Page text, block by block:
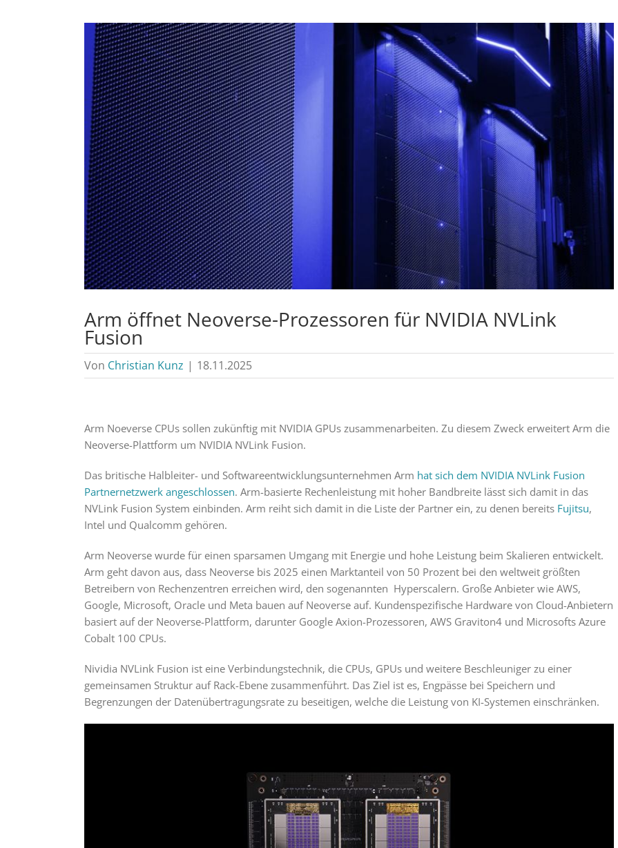
Arm öffnet Neoverse-Prozessoren für NVIDIA NVLink
Fusion
Von Christian Kunz | 18.11.2025
Arm Noeverse CPUs sollen zukünftig mit NVIDIA GPUs zusammenarbeiten. Zu diesem Zweck erweitert Arm die
Neoverse-Plattform um NVIDIA NVLink Fusion.
Das britische Halbleiter- und Softwareentwicklungsunternehmen Arm hat sich dem NVIDIA NVLink Fusion
Partnernetzwerk angeschlossen. Arm-basierte Rechenleistung mit hoher Bandbreite lässt sich damit in das
NVLink Fusion System einbinden. Arm reiht sich damit in die Liste der Partner ein, zu denen bereits Fujitsu,
Intel und Qualcomm gehören.
Arm Neoverse wurde für einen sparsamen Umgang mit Energie und hohe Leistung beim Skalieren entwickelt.
Arm geht davon aus, dass Neoverse bis 2025 einen Marktanteil von 50 Prozent bei den weltweit größten
Betreibern von Rechenzentren erreichen wird, den sogenannten Hyperscalern. Große Anbieter wie AWS,
Google, Microsoft, Oracle und Meta bauen auf Neoverse auf. Kundenspezifische Hardware von Cloud-Anbietern
basiert auf der Neoverse-Plattform, darunter Google Axion-Prozessoren, AWS Graviton4 und Microsofts Azure
Cobalt 100 CPUs.
Nividia NVLink Fusion ist eine Verbindungstechnik, die CPUs, GPUs und weitere Beschleuniger zu einer
gemeinsamen Struktur auf Rack-Ebene zusammenführt. Das Ziel ist es, Engpässe bei Speichern und
Begrenzungen der Datenübertragungsrate zu beseitigen, welche die Leistung von KI-Systemen einschränken.